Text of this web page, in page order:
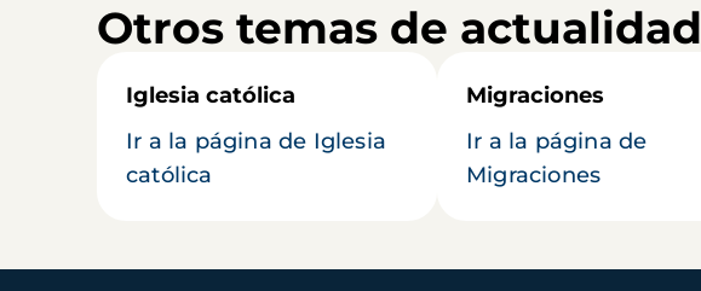
Otros temas de actualidad
Iglesia católica
Ir a la página de Iglesia
católica
Migraciones
Ir a la página de
Migraciones